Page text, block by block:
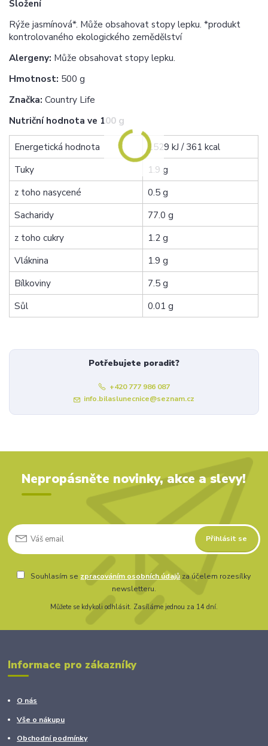
Složení
Rýže jasmínová*. Může obsahovat stopy lepku. *produkt
kontrolovaného ekologického zemědělství
Alergeny: Může obsahovat stopy lepku.
Hmotnost: 500 g
Značka: Country Life
Nutriční hodnota ve 100 g
Energetická hodnota
1529 kJ / 361 kcal
Tuky
1.9 g
z toho nasycené
0.5 g
Sacharidy
77.0 g
z toho cukry
1.2 g
Vláknina
1.9 g
Bílkoviny
7.5 g
Sůl
0.01 g
Potřebujete poradit?
+420 777 986 087
info.bilaslunecnice@seznam.cz
Nepropásněte novinky, akce a slevy!
Přihlásit se
Souhlasím se zpracováním osobních údajů za účelem rozesílky
newsletteru.
Můžete se kdykoli odhlásit. Zasíláme jednou za 14 dní.
Informace pro zákazníky
O nás
Vše o nákupu
Obchodní podmínky